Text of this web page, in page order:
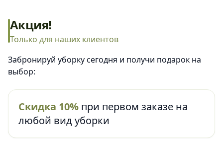
Акция!
Только для наших клиентов
Забронируй уборку сегодня и получи подарок на
выбор:
Скидка 10% при первом заказе на
любой вид уборки